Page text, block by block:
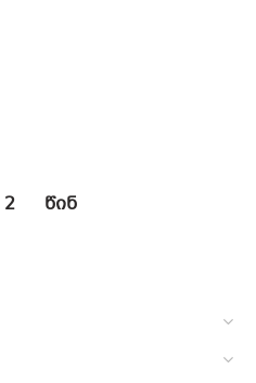
2 წინ